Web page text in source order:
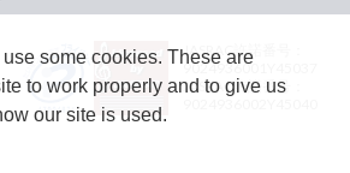
JASRAC許諾番号：
9024936001Y45037
JASRAC許諾番号：
some cookies. These are
to work properly and to give us
our site is used.